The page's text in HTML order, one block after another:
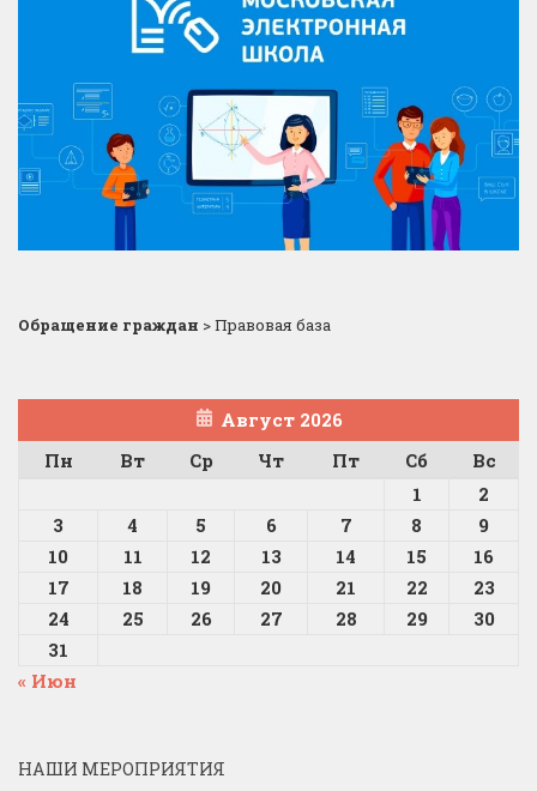
Обращение граждан >Правовая база
Август 2026
Пн
Вт Ср Чт Пт Сб
Вс
1
2
3
4 5 6 7 8
9
10
11 12 13 14 15
16
17
18 19 20 21 22
23
24
25 26 27 28 29
30
31
« Июн
НАШИ МЕРОПРИЯТИЯ